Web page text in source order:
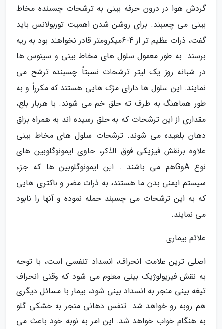
گردش هوا در درون حرفه بینی به ترشحات چسبنده مخاط
بینی می چسبند. برای روشن شدن اهمیت توربولانس باید
گفت، ذرات عظیم تر از 4-6میکرومتر قادر نخواهند بود به ریه
برسند. به طور معمول سلول های مخاط بینی و سینوس ها
در شبانه روز یک لیتر ترشحات نسبتاً چسبنده ترشح می
نمایند. این سلول ها دارای مژک هایی هستند که مکرراً و به
طور هماهنگ به طرف ته حلق خم می شوند. با هربار بلع،
مقداری از این ترشحات که به حلق رسیده اند به همراه بزاق
دهان بلعیده می شوند. ترشحات سلول های مخاط بینی
علاوه برنقش فیزیکی فوق الذکر، حاوی ایمونوگلوبین های
نوع AوGهم می باشند . این ایمونوگلوبین ها که جزء
سیستم ایمنی بدن ما هستند، به ذرات مضر و باکتری هایی
که به این ترشحات می چسبند حمله نموده و آنها را نابود
می نمایند.
علائم بیماری
اصلی ترین علامت انحراف، انسداد تنفسی است، با توجه
به نقش فیزیولوژیک بینی معلوم می شود که وقتی انحراف
تیغه بینی منجر به انسداد بینی شود، بیمار با مسائل دیگری
هم روبه رو خواهد شد. تنفس دهانی منجر به خشکی گلو
به هنگام خواب خواهد شد. این امر به نوبه خود باعث می